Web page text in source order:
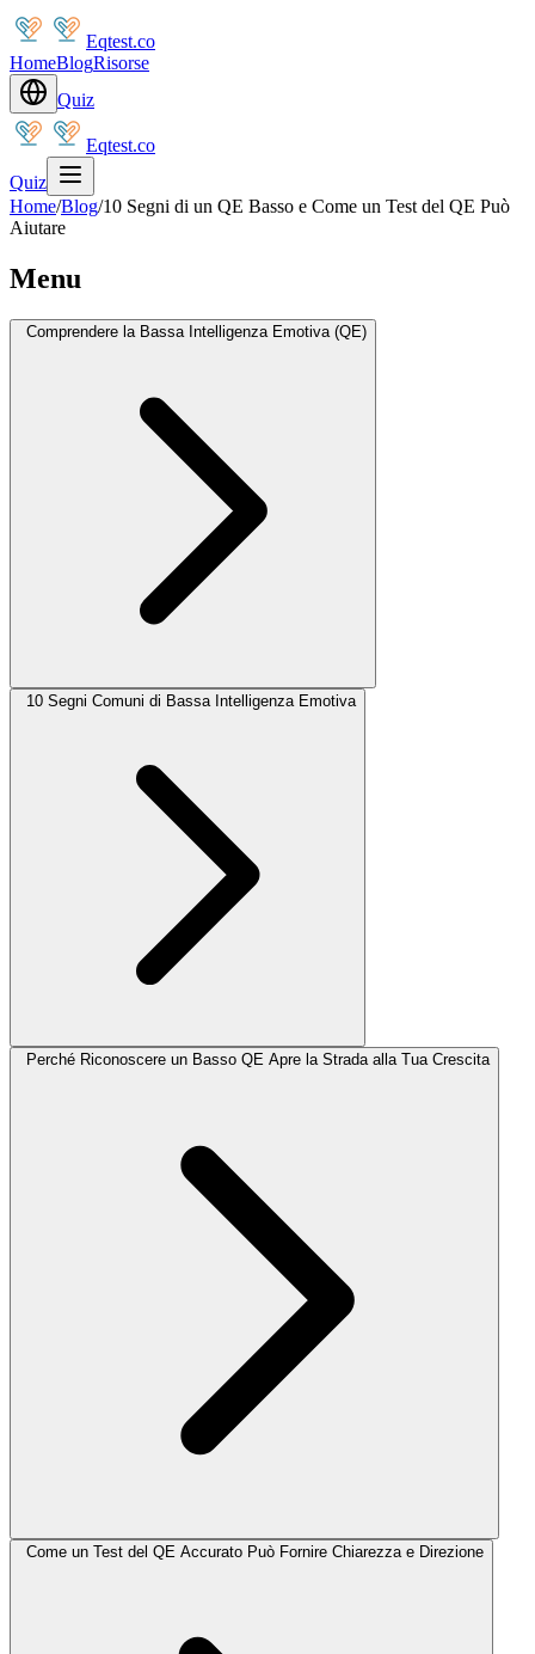
Eqtest.co
HomeBlogRisorse
Quiz
Eqtest.co
Quiz
Home/Blog/10 Segni di un QE Basso e Come un Test del QE Può
Aiutare
Menu
Comprendere la Bassa Intelligenza Emotiva (QE)
10 Segni Comuni di Bassa Intelligenza Emotiva
Perché Riconoscere un Basso QE Apre la Strada alla Tua Crescita
Come un Test del QE Accurato Può Fornire Chiarezza e Direzione